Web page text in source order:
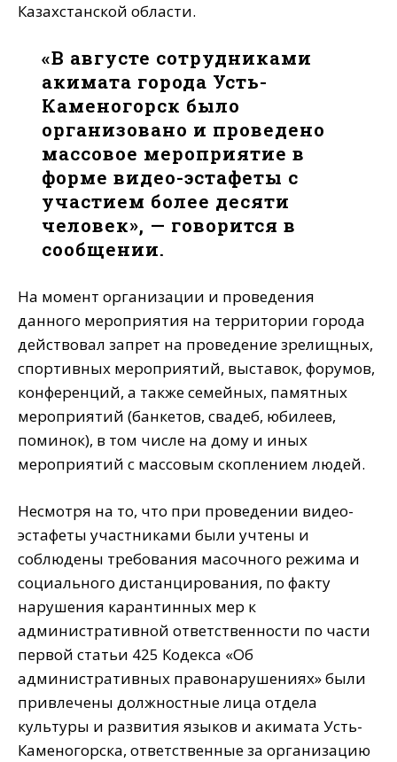
Казахстанской области.
«В августе сотрудниками
акимата города Усть-
Каменогорск было
организовано и проведено
массовое мероприятие в
форме видео-эстафеты с
участием более десяти
человек», — говорится в
сообщении.
На момент организации и проведения
данного мероприятия на территории города
действовал запрет на проведение зрелищных,
спортивных мероприятий, выставок, форумов,
конференций, а также семейных, памятных
мероприятий (банкетов, свадеб, юбилеев,
поминок), в том числе на дому и иных
мероприятий с массовым скоплением людей.
Несмотря на то, что при проведении видео-
эстафеты участниками были учтены и
соблюдены требования масочного режима и
социального дистанцирования, по факту
нарушения карантинных мер к
административной ответственности по части
первой статьи 425 Кодекса «Об
административных правонарушениях» были
привлечены должностные лица отдела
культуры и развития языков и акимата Усть-
Каменогорска, ответственные за организацию